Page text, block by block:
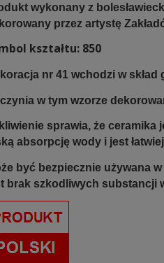
wykonany z
przez artystę
kształtu: 850
nr 41 wchodzi w
w tym wzorze
sprawia, że ceramika
absorpcję wody i jest
być bezpiecznie używana
brak szkodliwych substancji